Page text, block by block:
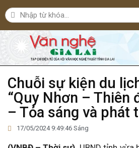
Chuỗi sự kiện du
“Quy Nhơn – Thiên
– Tỏa sáng và phát
17/05/2024 9:49:46 Sáng